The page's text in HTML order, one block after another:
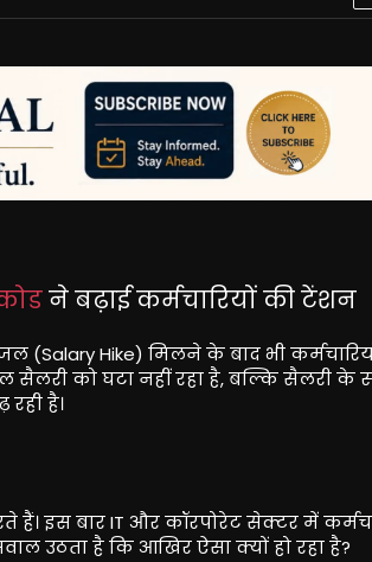
ने बढ़ाई कर्मचारियों की टेंशन
(Salary Hike) मिलने के बाद भी
को घटा नहीं रहा है, बल्कि सैलरी के
है।
हैं। इस बार IT और कॉरपोरेट सेक्टर में
उठता है कि आखिर ऐसा क्यों हो रहा है?